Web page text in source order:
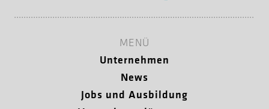
MENÜ
Unternehmen
News
Jobs und Ausbildung